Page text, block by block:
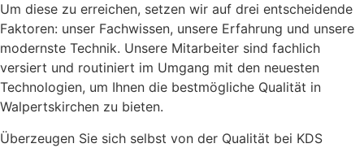
Um diese zu erreichen, setzen wir auf drei entscheidende
Faktoren: unser Fachwissen, unsere Erfahrung und unsere
modernste Technik. Unsere Mitarbeiter sind fachlich
versiert und routiniert im Umgang mit den neuesten
Technologien, um Ihnen die bestmögliche Qualität in
Walpertskirchen zu bieten.
Überzeugen Sie sich selbst von der Qualität bei KDS